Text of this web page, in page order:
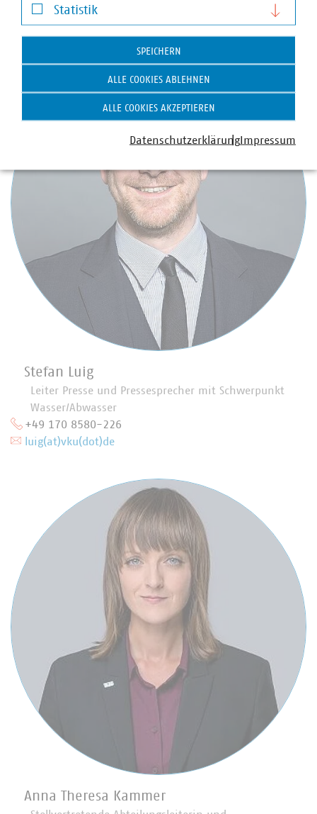
schulze-grotkopp(at)vku(dot)de
Stefan Luig
Leiter Presse und Pressesprecher mit Schwerpunkt
Wasser/Abwasser
+49 170 8580-226
luig(at)vku(dot)de
Anna Theresa Kammer
Statistik
Statistik
SPEICHERN
ALLE COOKIES ABLEHNEN
ALLE COOKIES AKZEPTIEREN
DatenschutzerklärungImpressum